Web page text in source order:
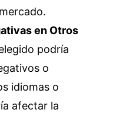
en Otros
podría
o
idiomas o
afectar la